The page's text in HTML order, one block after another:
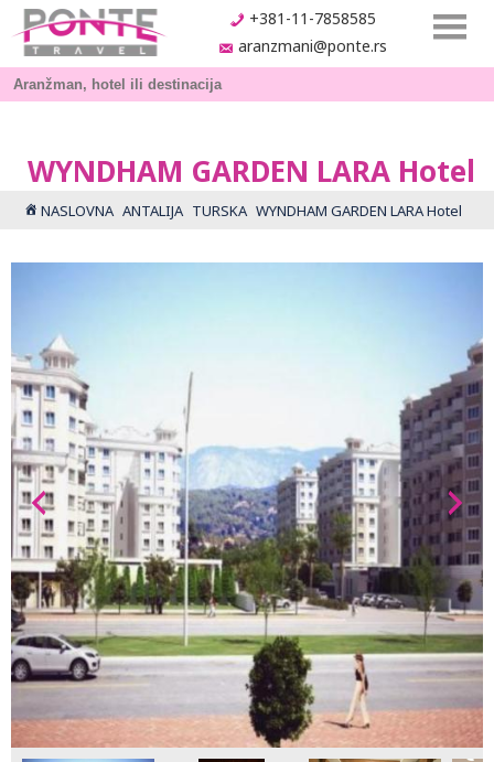
+381-11-7858585
aranzmani@ponte.rs
WYNDHAM GARDEN LARA Hotel
NASLOVNA ANTALIJA TURSKA WYNDHAM GARDEN LARA Hotel